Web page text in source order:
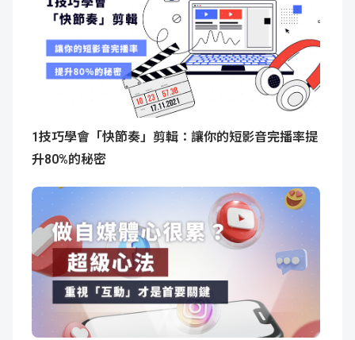
1技巧學會「快節奏」剪輯：讓你的短影音完播率提
升80%的秘密